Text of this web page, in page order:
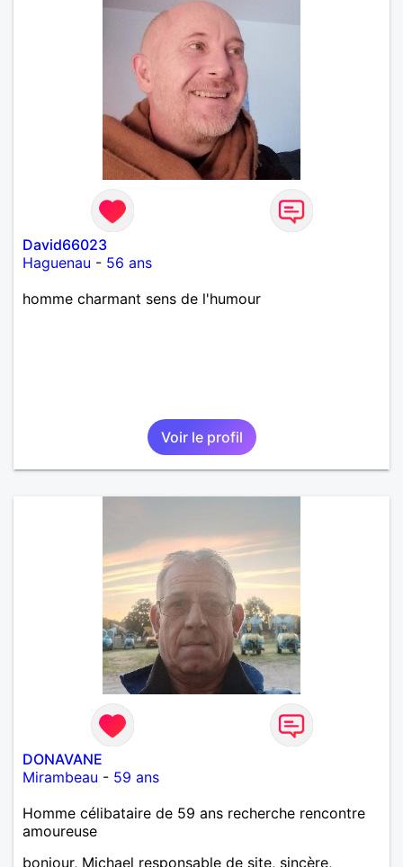
David66023
Haguenau - 56 ans
homme charmant sens de l'humour
Voir le profil
DONAVANE
Mirambeau - 59 ans
Homme célibataire de 59 ans recherche rencontre
amoureuse
bonjour, Michael responsable de site, sincère,